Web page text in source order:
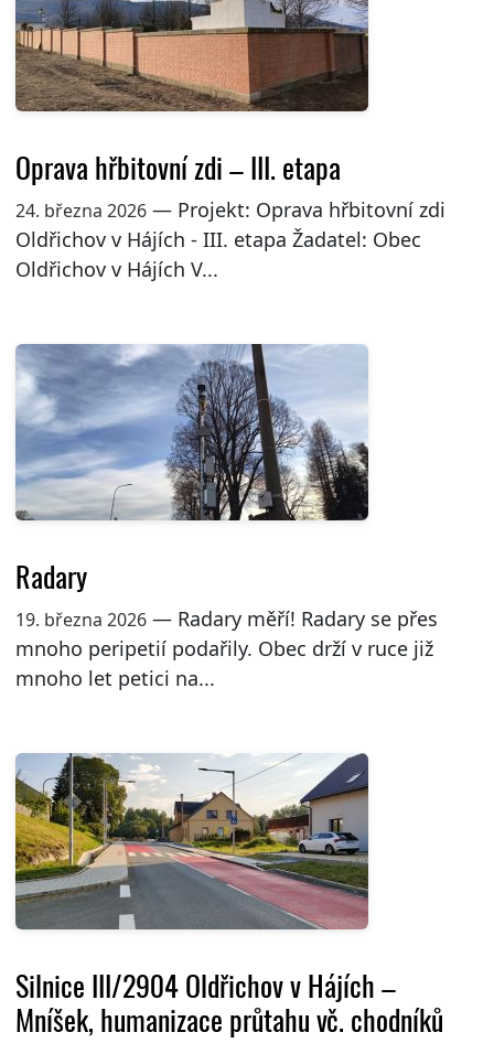
Oprava hřbitovní zdi – III. etapa
24. března 2026— Projekt: Oprava hřbitovní zdi
Oldřichov v Hájích - III. etapa Žadatel: Obec
Oldřichov v Hájích V...
Radary
19. března 2026— Radary měří! Radary se přes
mnoho peripetií podařily. Obec drží v ruce již
mnoho let petici na...
Silnice III/2904 Oldřichov v Hájích –
Mníšek, humanizace průtahu vč. chodníků